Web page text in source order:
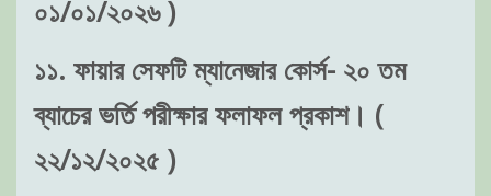
০১/০১/২০২৬ )
১১. ফায়ার সেফটি ম্যানেজার কোর্স- ২০ তম
ব্যাচের ভর্তি পরীক্ষার ফলাফল প্রকাশ। (
২২/১২/২০২৫ )